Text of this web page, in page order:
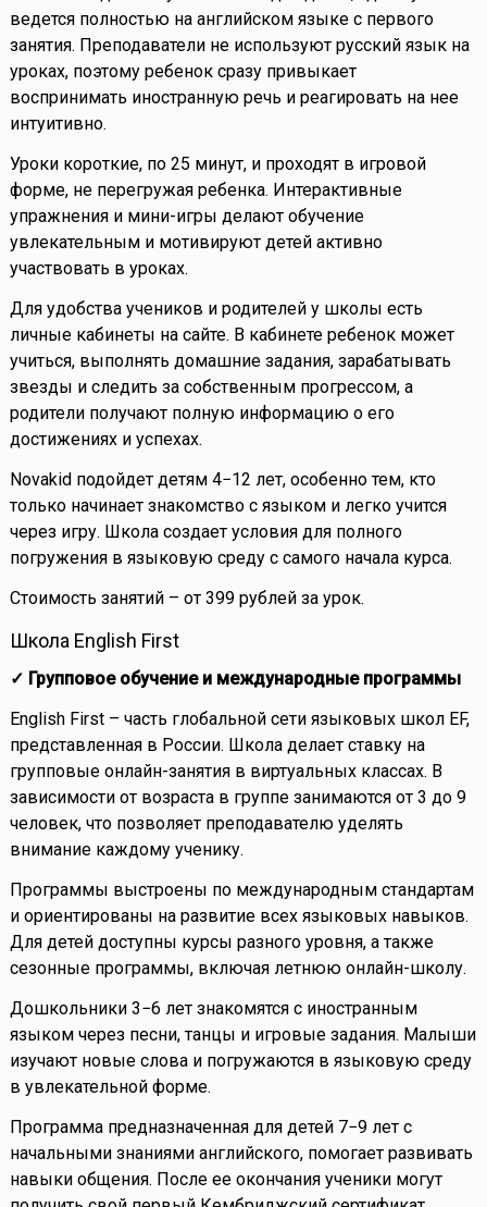
ведется полностью на английском языке с первого
занятия. Преподаватели не используют русский язык на
уроках, поэтому ребенок сразу привыкает
воспринимать иностранную речь и реагировать на нее
интуитивно.
Уроки короткие, по 25 минут, и проходят в игровой
форме, не перегружая ребенка. Интерактивные
упражнения и мини-игры делают обучение
увлекательным и мотивируют детей активно
участвовать в уроках.
Для удобства учеников и родителей у школы есть
личные кабинеты на сайте. В кабинете ребенок может
учиться, выполнять домашние задания, зарабатывать
звезды и следить за собственным прогрессом, а
родители получают полную информацию о его
достижениях и успехах.
Novakid подойдет детям 4−12 лет, особенно тем, кто
только начинает знакомство с языком и легко учится
через игру. Школа создает условия для полного
погружения в языковую среду с самого начала курса.
Стоимость занятий – от 399 рублей за урок.
Школа English First
✓ Групповое обучение и международные программы
English First – часть глобальной сети языковых школ EF,
представленная в России. Школа делает ставку на
групповые онлайн-занятия в виртуальных классах. В
зависимости от возраста в группе занимаются от 3 до 9
человек, что позволяет преподавателю уделять
внимание каждому ученику.
Программы выстроены по международным стандартам
и ориентированы на развитие всех языковых навыков.
Для детей доступны курсы разного уровня, а также
сезонные программы, включая летнюю онлайн-школу.
Дошкольники 3−6 лет знакомятся с иностранным
языком через песни, танцы и игровые задания. Малыши
изучают новые слова и погружаются в языковую среду
в увлекательной форме.
Программа предназначенная для детей 7−9 лет с
начальными знаниями английского, помогает развивать
навыки общения. После ее окончания ученики могут